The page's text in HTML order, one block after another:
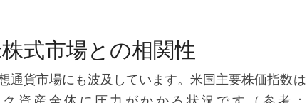
動
向
—
式市場との相関性
通貨市場にも波及しています。米国主要株価指数は